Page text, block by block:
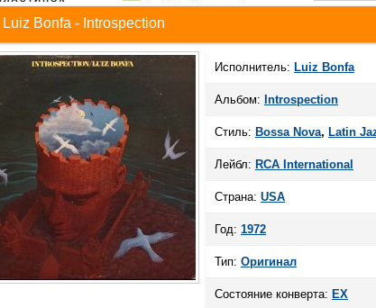
Luiz Bonfa - Introspection
Исполнитель: Luiz Bonfa
Альбом: Introspection
Стиль: Bossa Nova, Latin
Лейбл: RCA International
Страна: USA
Год: 1972
Тип: Оригинал
Состояние конверта: EX